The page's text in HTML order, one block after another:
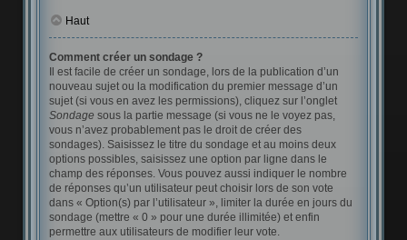
Haut
Comment créer un sondage ?
Il est facile de créer un sondage, lors de la publication d’un
nouveau sujet ou la modification du premier message d’un
sujet (si vous en avez les permissions), cliquez sur l’onglet
Sondage sous la partie message (si vous ne le voyez pas,
vous n’avez probablement pas le droit de créer des
sondages). Saisissez le titre du sondage et au moins deux
options possibles, saisissez une option par ligne dans le
champ des réponses. Vous pouvez aussi indiquer le nombre
de réponses qu’un utilisateur peut choisir lors de son vote
dans « Option(s) par l’utilisateur », limiter la durée en jours du
sondage (mettre « 0 » pour une durée illimitée) et enfin
permettre aux utilisateurs de modifier leur vote.